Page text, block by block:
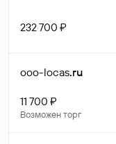
232 700 ₽
ooo-locas.ru
11 700 ₽
Возможен торг